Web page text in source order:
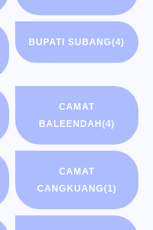
BUPATI SUBANG(4)
CAMAT
BALEENDAH(4)
CAMAT
CANGKUANG(1)